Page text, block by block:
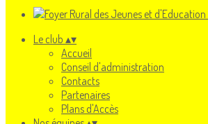
Le club ▴▾
Accueil
Conseil d'administration
Contacts
Partenaires
Plans d'Accès